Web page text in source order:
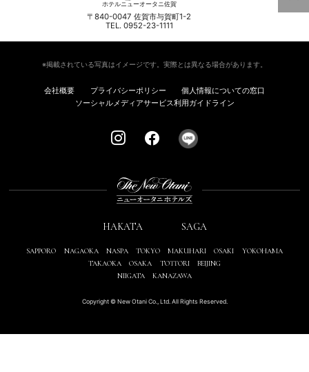
ホテルニューオータニ佐賀
〒840-0047 佐賀市与賀町1-2
TEL. 0952-23-1111
※掲載されている写真はイメージです。実際とは異なる場合があります。
会社概要 プライバシーポリシー
個人情報についての窓口
ソーシャルメディアサービス利用ガイドライン
HAKATA SAGA
SAPPORO NAGAOKA NASPA TOKYO MAKUHARI OSAKI
YOKOHAMA
TAKAOKA
OSAKA TOTTORI
BEIJING
NIIGATA
KANAZAWA
Copyright © New Otani Co., Ltd. All Rights Reserved.